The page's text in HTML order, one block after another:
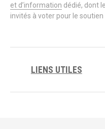
et d’information dédié, dont le
invités à voter pour le soutien
LIENS UTILES